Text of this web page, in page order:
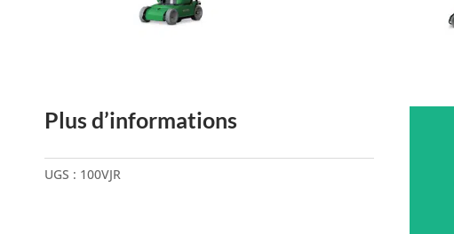
Plus d’informations
UGS : 100VJR